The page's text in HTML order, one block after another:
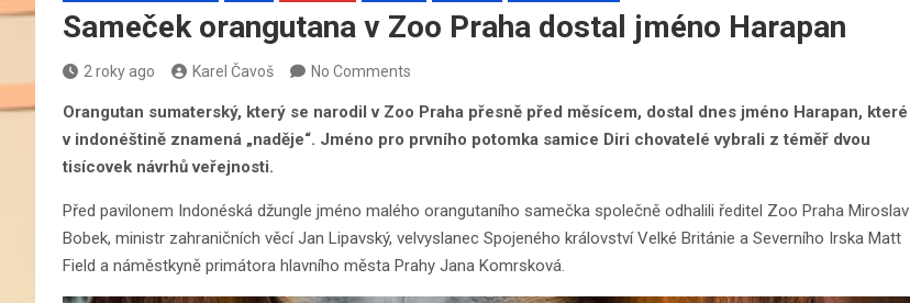
Sameček orangutana v Zoo Praha dostal jméno Harapan
2 roky ago Karel Čavoš No Comments
Orangutan sumaterský, který se narodil v Zoo Praha přesně před měsícem, dostal dnes jméno Harapan, které
v indonéštině znamená „naděje“. Jméno pro prvního potomka samice Diri chovatelé vybrali z téměř dvou
tisícovek návrhů veřejnosti.
Před pavilonem Indonéská džungle jméno malého orangutaního samečka společně odhalili ředitel Zoo Praha Miroslav
Bobek, ministr zahraničních věcí Jan Lipavský, velvyslanec Spojeného království Velké Británie a Severního Irska Matt
Field a náměstkyně primátora hlavního města Prahy Jana Komrsková.